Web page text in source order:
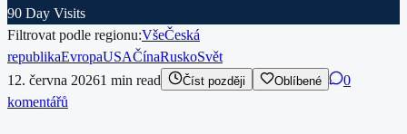
90 Day Visits
Filtrovat podle regionu:VšeČeská
republikaEvropaUSAČínaRuskoSvět
12. června 20261 min read Číst později Oblíbené
0
komentářů